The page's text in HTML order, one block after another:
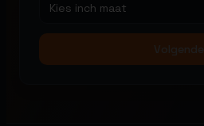
Kies inch maat
Volgende